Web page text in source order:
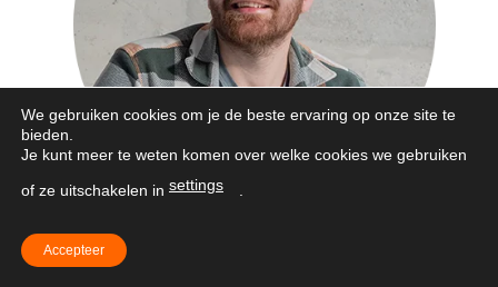
We gebruiken cookies om je de beste ervaring op onze site te
bieden.
Je kunt meer te weten komen over welke cookies we gebruiken
of ze uitschakelen in settings .
Accepteer